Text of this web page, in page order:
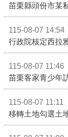
苗栗縣頭份市某
115-08-07 14:54
115-08-07 11:46
115-08-07 11:11